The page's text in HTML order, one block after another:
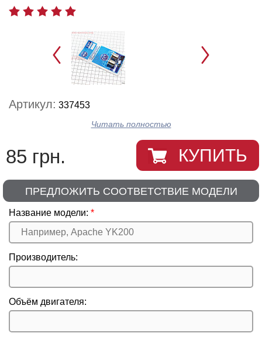
Артикул: 337453
Читать полностью
85 грн. КУПИТЬ
ПРЕДЛОЖИТЬ СООТВЕТСТВИЕ МОДЕЛИ
Название модели:
Производитель:
Объём двигателя: